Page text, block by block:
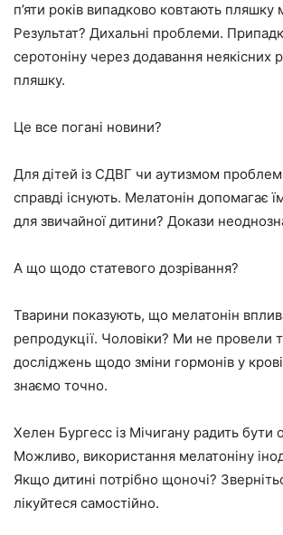
п’яти років випадково ковтають пляшку
Результат? Дихальні проблеми.
серотоніну через додавання неякісних
пляшку.
Це все погані новини?
Для дітей із СДВГ чи аутизмом
справді існують. Мелатонін допомагає
для звичайної дитини? Докази
А що щодо статевого дозрівання?
Тварини показують, що мелатонін
репродукції. Чоловіки? Ми не провели
досліджень щодо зміни гормонів у
знаємо точно.
Хелен Бургесс із Мічигану радить
Можливо, використання мелатоніну
Якщо дитині потрібно щоночі?
лікуйтеся самостійно.